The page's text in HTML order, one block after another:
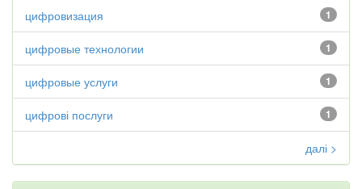
1
цифровизация
1
цифровые технологии
1
цифровые услуги
1
цифрові послуги
далі >